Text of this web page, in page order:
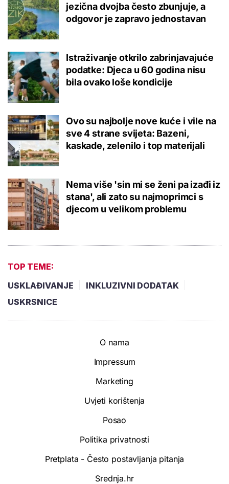
jezična dvojba često zbunjuje, a
odgovor je zapravo jednostavan
Istraživanje otkrilo zabrinjavajuće
podatke: Djeca u 60 godina nisu
bila ovako loše kondicije
Ovo su najbolje nove kuće i vile na
sve 4 strane svijeta: Bazeni,
kaskade, zelenilo i top materijali
Nema više 'sin mi se ženi pa izađi iz
stana', ali zato su najmoprimci s
djecom u velikom problemu
TOP TEME:
USKLAĐIVANJE
INKLUZIVNI DODATAK
USKRSNICE
O nama
Impressum
Marketing
Uvjeti korištenja
Posao
Politika privatnosti
Pretplata - Često postavljanja pitanja
Srednja.hr